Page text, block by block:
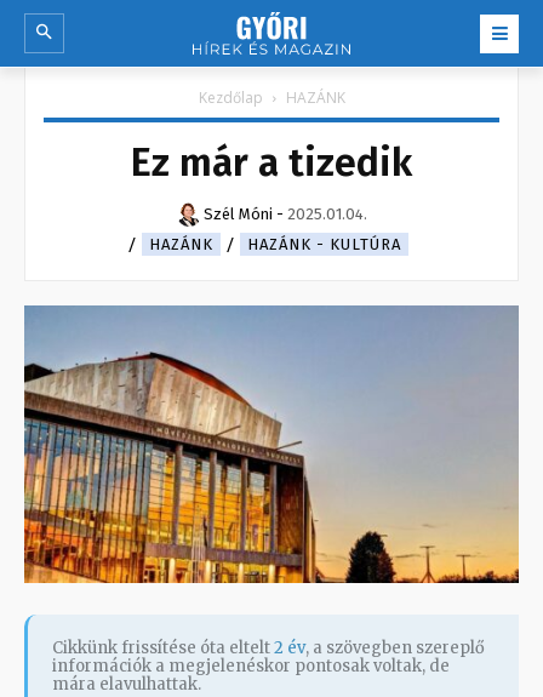
Kezdőlap HAZÁNK
Ez már a tizedik
Szél Móni - 2025.01.04.
HAZÁNK
HAZÁNK - KULTÚRA
Cikkünk frissítése óta eltelt2 év, a szövegben szereplő
információk a megjelenéskor pontosak voltak, de
mára elavulhattak.